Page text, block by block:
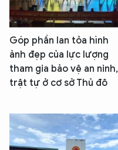
Góp phần lan tỏa hình
ảnh đẹp của lực lượng
tham gia bảo vệ an ninh,
trật tự ở cơ sở Thủ đô